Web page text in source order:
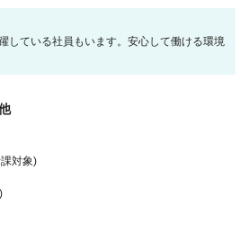
している社員もいます。安心して働ける環境
対象)